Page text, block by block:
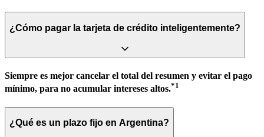
¿Cómo pagar la tarjeta de crédito inteligentemente?
Siempre es mejor cancelar el total del resumen y evitar el pago
mínimo, para no acumular intereses altos.*1
¿Qué es un plazo fijo en Argentina?